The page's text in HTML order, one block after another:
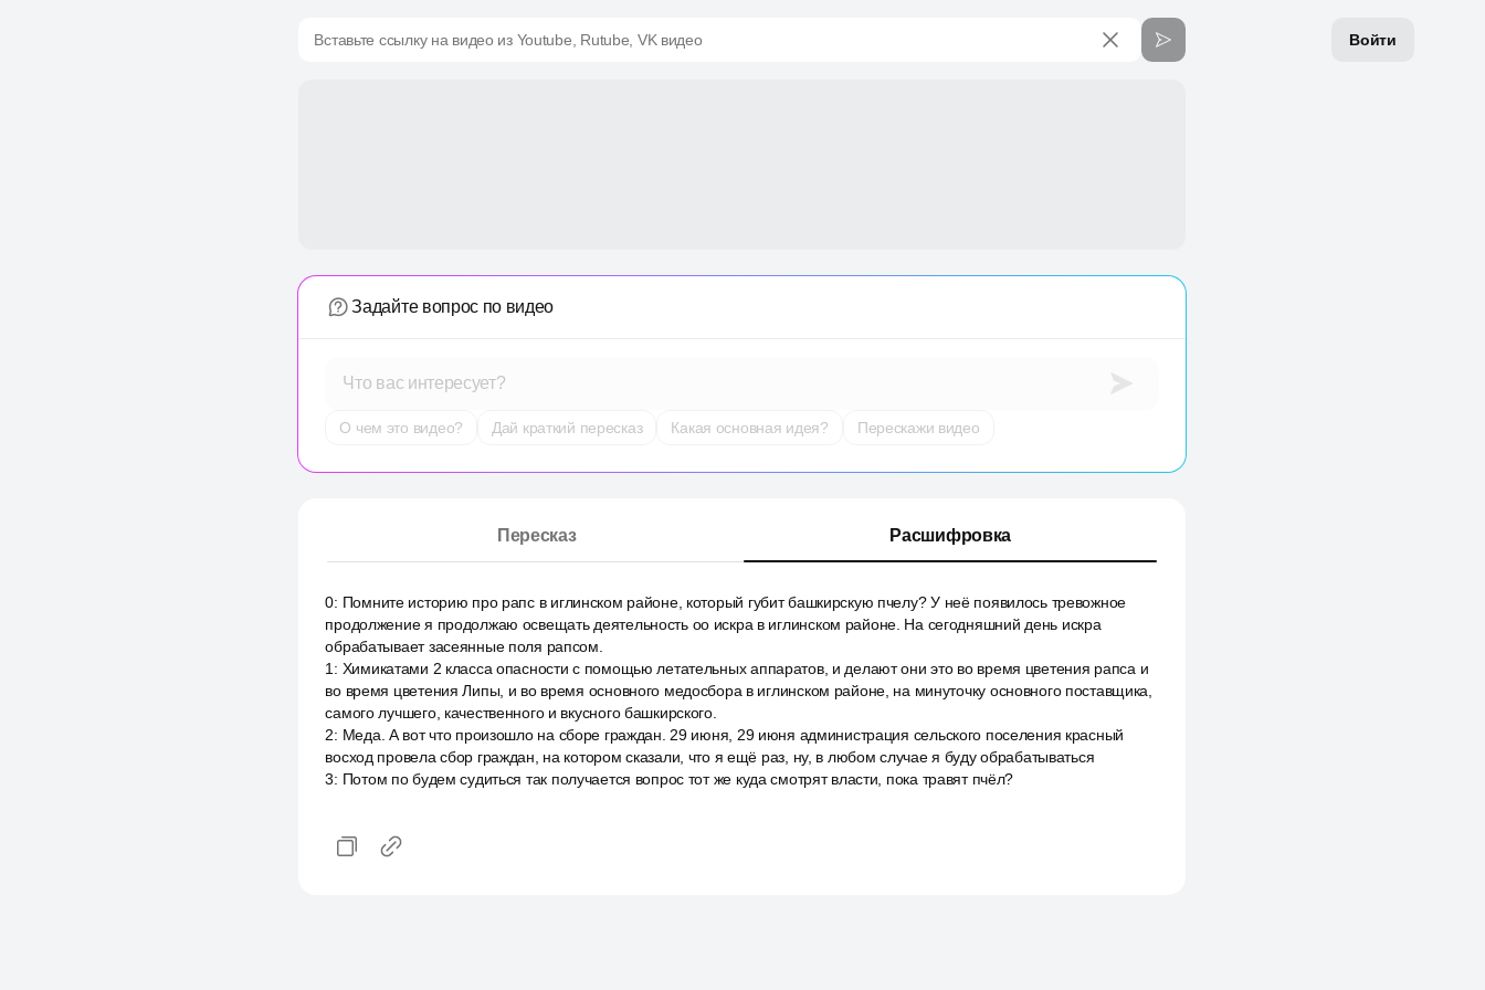
Войти
Вставьте ссылку на видео из Youtube, Rutube, VK видео
Задайте вопрос по видео
Что вас интересует?
О чем это видео? Дай краткий пересказ Какая основная идея? Перескажи видео
Пересказ Расшифровка
0: Помните историю про рапс в иглинском районе, который губит башкирскую пчелу? У неё появилось тревожное
продолжение я продолжаю освещать деятельность оо искра в иглинском районе. На сегодняшний день искра
обрабатывает засеянные поля рапсом.
1 : Химикатами 2 класса опасности с помощью летательных аппаратов, и делают они это во время цветения рапса и
во время цветения Липы, и во время основного медосбора в иглинском районе, на минуточку основного поставщика,
самого лучшего, качественного и вкусного башкирского.
2: Меда. А вот что произошло на сборе граждан. 29 июня, 29 июня администрация сельского поселения красный
восход провела сбор граждан, на котором сказали, что я ещё раз, ну, в любом случае я буду обрабатываться
3: Потом по будем судиться так получается вопрос тот же куда смотрят власти, пока травят пчёл?